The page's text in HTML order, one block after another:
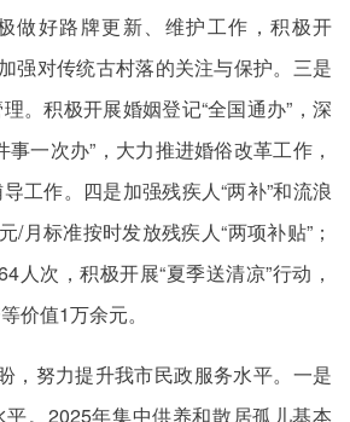
做好路牌更新、维护工作，积极开
强对传统古村落的关注与保护。三是
。积极开展婚姻登记“全国通办”，深
事一次办”，大力推进婚俗改革工作，
工作。四是加强残疾人“两补”和流浪
/月标准按时发放残疾人“两项补贴”；
人次，积极开展“夏季送清凉”行动，
价值1万余元。
，努力提升我市民政服务水平。一是
。2025年集中供养和散居孤儿基本